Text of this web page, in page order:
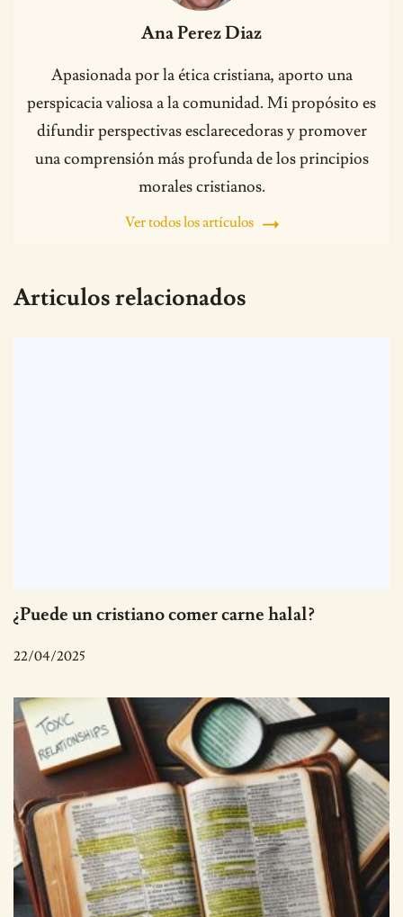
Ana Perez Diaz
Apasionada por la ética cristiana, aporto una
perspicacia valiosa a la comunidad. Mi propósito es
difundir perspectivas esclarecedoras y promover
una comprensión más profunda de los principios
morales cristianos.
Ver todos los artículos
Articulos relacionados
¿Puede un cristiano comer carne halal?
22/04/2025